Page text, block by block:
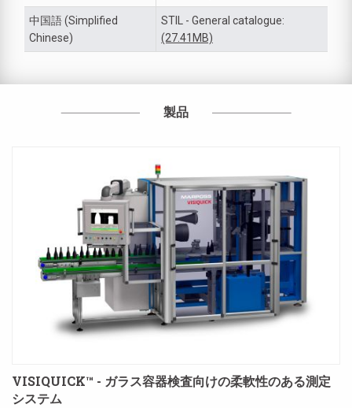
中国語 (Simplified
Chinese)
STIL - General catalogue:
(27.41MB)
製品
VISIQUICK™ - ガラス容器検査向けの柔軟性のある測定
システム